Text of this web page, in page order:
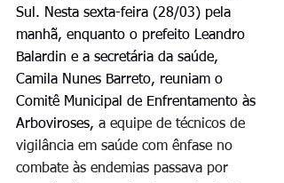
Sul. Nesta sexta-feira (28/03) pela
manhã, enquanto o prefeito Leandro
Balardin e a secretária da saúde,
Camila Nunes Barreto, reuniam o
Comitê Municipal de Enfrentamento às
Arboviroses, a equipe de técnicos de
vigilância em saúde com ênfase no
combate às endemias passava por